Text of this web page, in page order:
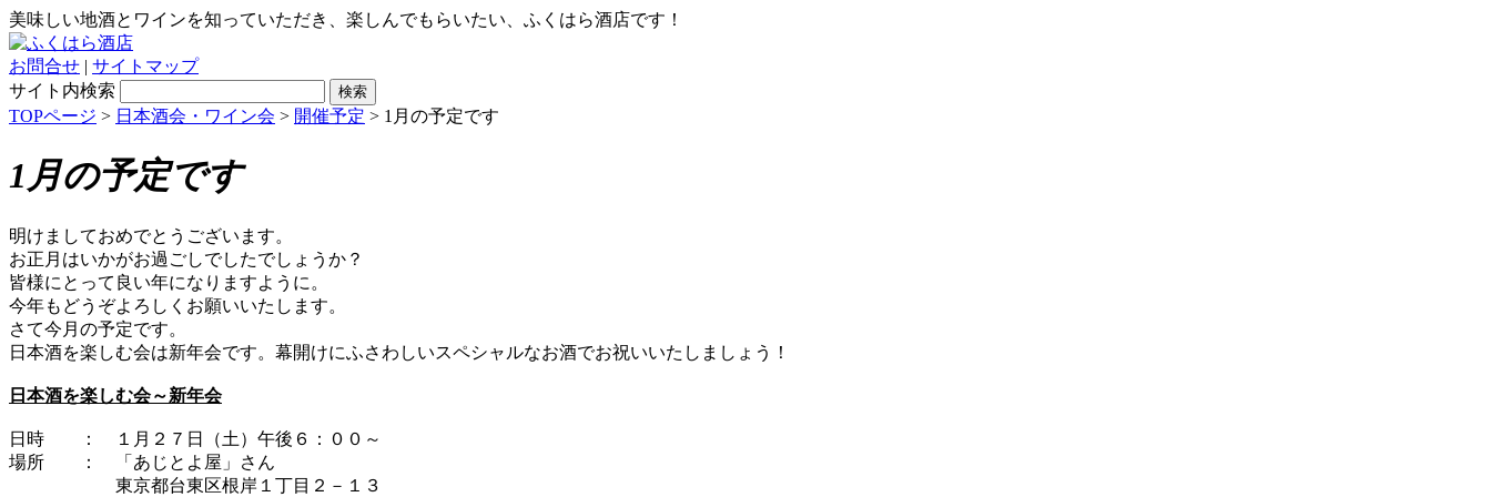
美味しい地酒とワインを知っていただき、楽しんでもらいたい、ふくはら酒店です！
お問合せ | サイトマップ
サイト内検索
TOPページ > 日本酒会・ワイン会 > 開催予定 > 1月の予定です
1月の予定です
明けましておめでとうございます。
お正月はいかがお過ごしでしたでしょうか？
皆様にとって良い年になりますように。
今年もどうぞよろしくお願いいたします。
さて今月の予定です。
日本酒を楽しむ会は新年会です。幕開けにふさわしいスペシャルなお酒でお祝いいたしましょう！
日本酒を楽しむ会～新年会
日時 ： １月２７日（土）午後６：００～
場所 ： 「あじとよ屋」さん
東京都台東区根岸１丁目２－１３